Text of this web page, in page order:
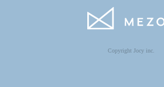
Copyright Jocy inc.